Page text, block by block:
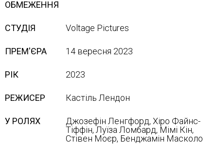
ОБМЕЖЕННЯ
СТУДІЯ Voltage Pictures
ПРЕМ'ЄРА 14 вересня 2023
РІК 2023
РЕЖИСЕР Кастіль Лендон
У РОЛЯХ
Джозефін Ленгфорд, Хіро Файнс-
Тіффін, Луїза Ломбард, Мімі Кін,
Стівен Моєр, Бенджамін Масколо